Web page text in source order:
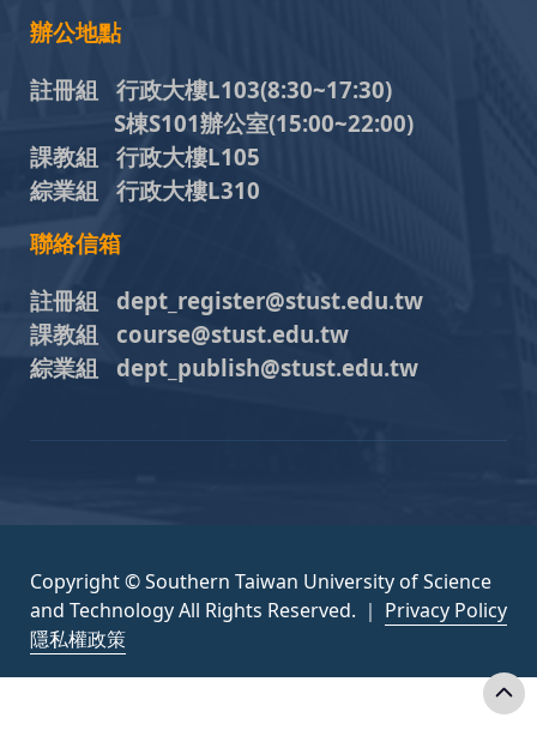
辦公地點
註冊組 行政大樓L103(8:30~17:30)
S棟S101辦公室(15:00~22:00)
課教組 行政大樓L105
綜業組 行政大樓L310
聯絡信箱
註冊組 dept_register@stust.edu.tw
課教組 course@stust.edu.tw
綜業組 dept_publish@stust.edu.tw
Copyright © Southern Taiwan University of Science
and Technology All Rights Reserved. ｜ Privacy Policy
隱私權政策